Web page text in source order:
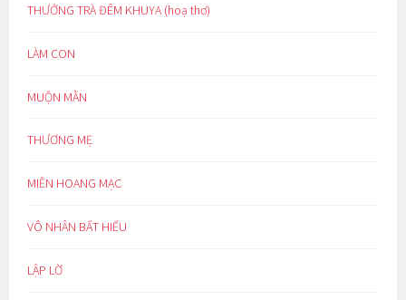
THƯỞNG TRÀ ĐÊM KHUYA (hoạ thơ)
LÀM CON
MUỘN MẰN
THƯƠNG MẸ
MIỀN HOANG MẠC
VÔ NHÂN BẤT HIẾU
LẬP LỜ